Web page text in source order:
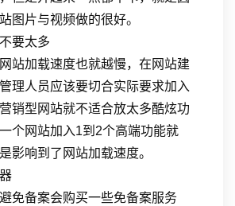
图片与视频做的很好。
要太多
站加载速度也就越慢，在网站建
理人员应该要切合实际要求加入
销型网站就不适合放太多酷炫功
个网站加入1到2个高端功能就
影响到了网站加载速度。
免备案会购买一些免备案服务